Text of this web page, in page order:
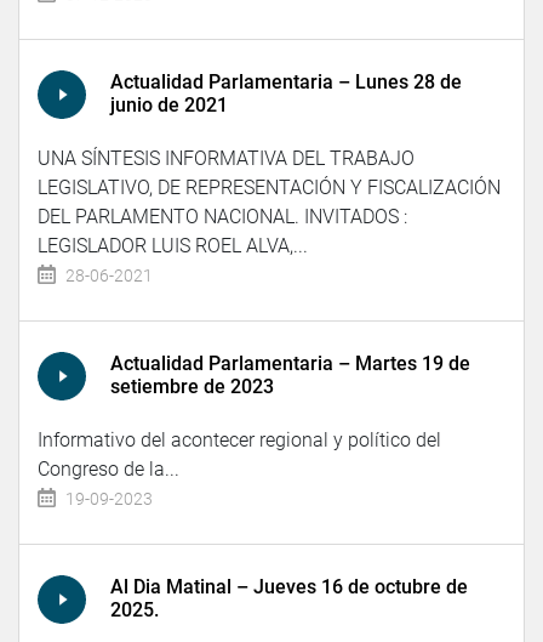
Actualidad Parlamentaria – Lunes 28 de
junio de 2021
UNA SÍNTESIS INFORMATIVA DEL TRABAJO
LEGISLATIVO, DE REPRESENTACIÓN Y FISCALIZACIÓN
DEL PARLAMENTO NACIONAL. INVITADOS :
LEGISLADOR LUIS ROEL ALVA,...
28-06-2021
Actualidad Parlamentaria – Martes 19 de
setiembre de 2023
Informativo del acontecer regional y político del
Congreso de la...
19-09-2023
Al Dia Matinal – Jueves 16 de octubre de
2025.